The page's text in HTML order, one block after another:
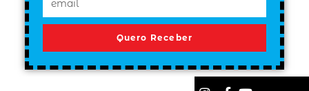
Quero Receber